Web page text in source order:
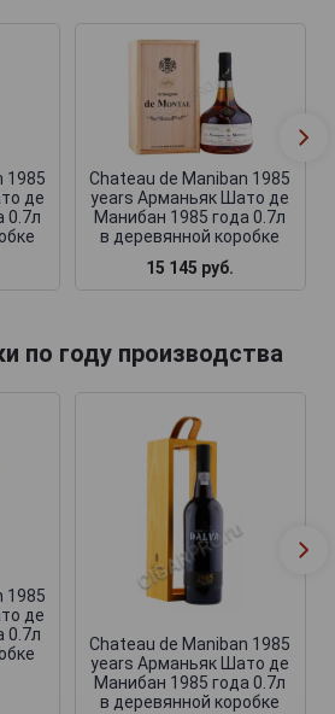
1985
де
0.7л
Chateau de Maniban 1985
years Арманьяк Шато де
Манибан 1985 года 0.7л
в деревянной коробке
15 145 руб.
по году производства
1985
де
0.7л
Chateau de Maniban 1985
years Арманьяк Шато де
Манибан 1985 года 0.7л
в деревянной коробке